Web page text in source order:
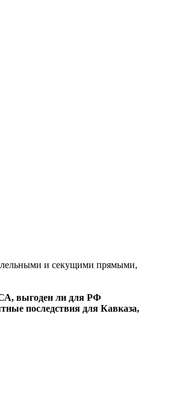
и секущими прямыми,
СА, выгоден ли для РФ
последствия для Кавказа,